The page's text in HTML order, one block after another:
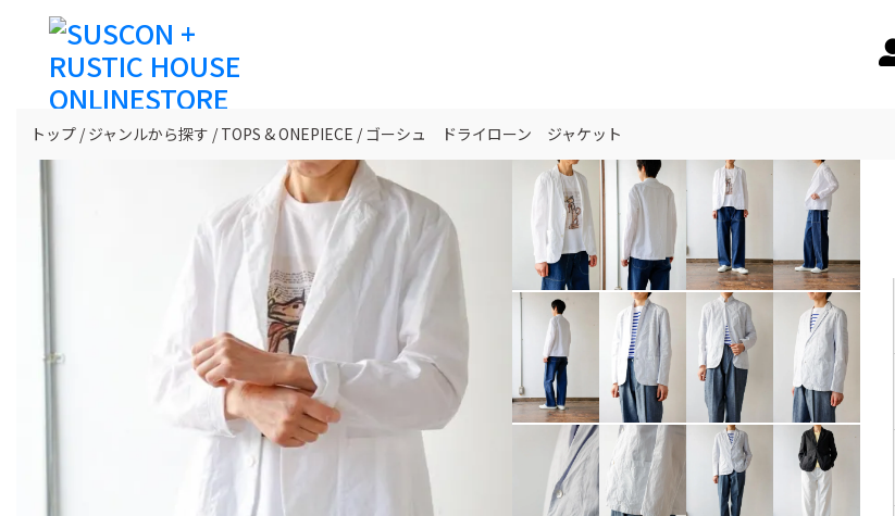
トップ ジャンルから探す TOPS & ONEPIECE ゴーシュ ドライローン ジャケット